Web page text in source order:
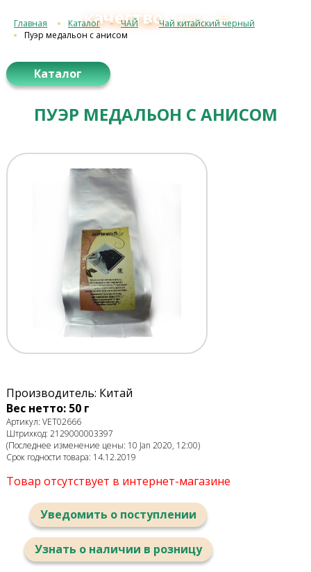
качествос 1993 г.≡
Главная Каталог ЧАЙ
Чай китайский черный
Пуэр медальон с анисом
Каталог
ПУЭР МЕДАЛЬОН С АНИСОМ
Производитель: Китай
Вес нетто: 50 г
Артикул: VET02666
Штрихкод: 2129000003397
(Последнее изменение цены: 10 Jan 2020, 12:00)
Срок годности товара: 14.12.2019
Товар отсутствует в интернет-магазине
Уведомить о поступлении
Узнать о наличии в розницу